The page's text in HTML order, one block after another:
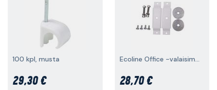
100 kpl, musta
29,30 €
Ecoline Office -valaisimelle
28,70 €